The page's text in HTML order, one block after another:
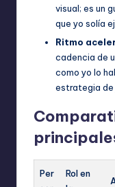
visual; es un
que yo solía
Ritmo
cadencia de
como yo lo
estrategia de
Per
Rol en